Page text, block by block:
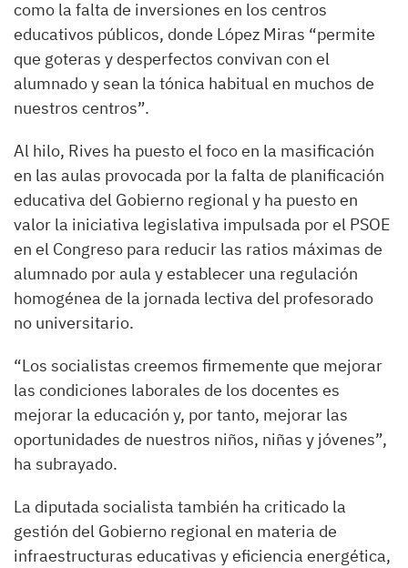
como la falta de inversiones en los centros
educativos públicos, donde López Miras “permite
que goteras y desperfectos convivan con el
alumnado y sean la tónica habitual en muchos de
nuestros centros”.
Al hilo, Rives ha puesto el foco en la masificación
en las aulas provocada por la falta de planificación
educativa del Gobierno regional y ha puesto en
valor la iniciativa legislativa impulsada por el PSOE
en el Congreso para reducir las ratios máximas de
alumnado por aula y establecer una regulación
homogénea de la jornada lectiva del profesorado
no universitario.
“Los socialistas creemos firmemente que mejorar
las condiciones laborales de los docentes es
mejorar la educación y, por tanto, mejorar las
oportunidades de nuestros niños, niñas y jóvenes”,
ha subrayado.
La diputada socialista también ha criticado la
gestión del Gobierno regional en materia de
infraestructuras educativas y eficiencia energética,